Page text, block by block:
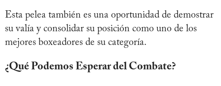
Esta pelea también es una oportunidad de demostrar
su valía y consolidar su posición como uno de los
mejores boxeadores de su categoría.
¿Qué Podemos Esperar del Combate?